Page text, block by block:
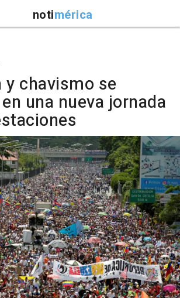
notimérica
y chavismo se
una nueva jornada